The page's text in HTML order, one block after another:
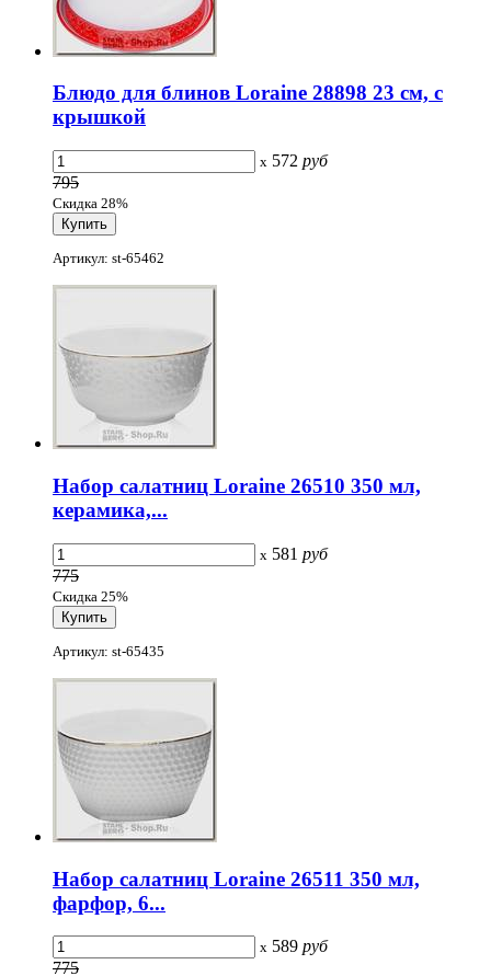
Блюдо для блинов Loraine 28898 23 см, с
крышкой
x 572 руб
795
Скидка 28%
Артикул: st-65462
Набор салатниц Loraine 26510 350 мл,
керамика,...
x 581 руб
775
Скидка 25%
Артикул: st-65435
Набор салатниц Loraine 26511 350 мл,
фарфор, 6...
x 589 руб
775